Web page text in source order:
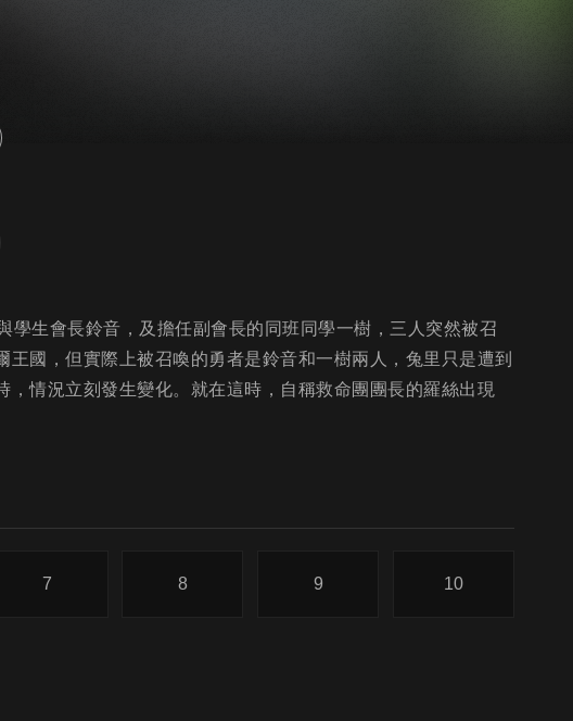
學生會長鈴音，及擔任副會長的同班同學一樹，三人突然被召
國，但實際上被召喚的勇者是鈴音和一樹兩人，兔里只是遭到
情況立刻發生變化。就在這時，自稱救命團團長的羅絲出現
7 8 9 10